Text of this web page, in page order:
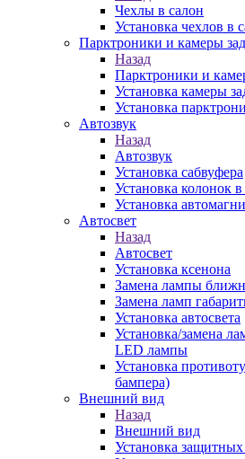
Чехлы в салон
Установка чехлов в
Парктроники и камеры
Назад
Парктроники и
Установка камеры
Установка
Автозвук
Назад
Автозвук
Установка сабвуфера
Установка колонок в
Установка
Автосвет
Назад
Автосвет
Установка ксенона
Замена лампы
Замена ламп
Установка автосвета
Установка/замена
LED лампы
Установка
бампера)
Внешний вид
Назад
Внешний вид
Установка